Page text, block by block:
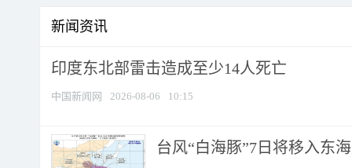
新闻资讯
印度东北部雷击造成至少14人死亡
中国新闻网 2026-08-06 10:15
台风“白海豚”7日将移入东